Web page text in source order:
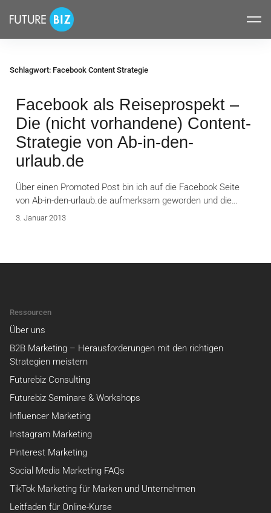
überspringen
FUTUREBIZ
Schlagwort: Facebook Content Strategie
Facebook als Reiseprospekt –
Die (nicht vorhandene) Content-
Strategie von Ab-in-den-
urlaub.de
Über einen Promoted Post bin ich auf die Facebook Seite
von Ab-in-den-urlaub.de aufmerksam geworden und die…
3. Januar 2013
Ressourcen
Über uns
B2B Marketing – Herausforderungen mit den richtigen
Strategien meistern
Futurebiz Consulting
Futurebiz Seminare & Workshops
Influencer Marketing
Instagram Marketing
Pinterest Marketing
Social Media Marketing FAQs
TikTok Marketing für Marken und Unternehmen
Leitfaden für Online-Kurse